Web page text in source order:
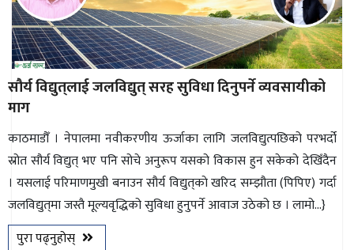
ऊर्जा
विशेष
सौर्य विद्युत्‌लाई जलविद्युत् सरह सुविधा दिनुपर्ने व्यवसायीको
माग
काठमाडौँ । नेपालमा नवीकरणीय ऊर्जाका लागि जलविद्युत्पछिको परभर्दो
स्रोत सौर्य विद्युत् भए पनि सोचे अनुरूप यसको विकास हुन सकेको देखिँदैन
। यसलाई परिमाणमुखी बनाउन सौर्य विद्युत्‌काे खरिद सम्झौता (पिपिए) गर्दा
जलविद्युत्‌मा जस्तै मूल्यवृद्धिको सुविधा हुनुपर्ने आवाज उठेको छ । लामो...}
पुरा पढ्नुहोस्